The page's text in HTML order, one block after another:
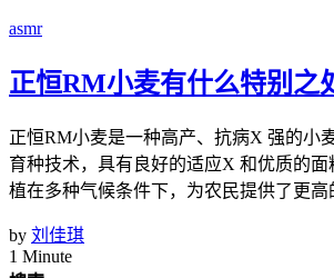
asmr
正恒RM小麦有什么特别之
正恒RM小麦是一种高产、抗病X 强的小
育种技术，具有良好的适应X 和优质的
植在多种气候条件下，为农民提供了更高
by 刘佳琪
1 Minute